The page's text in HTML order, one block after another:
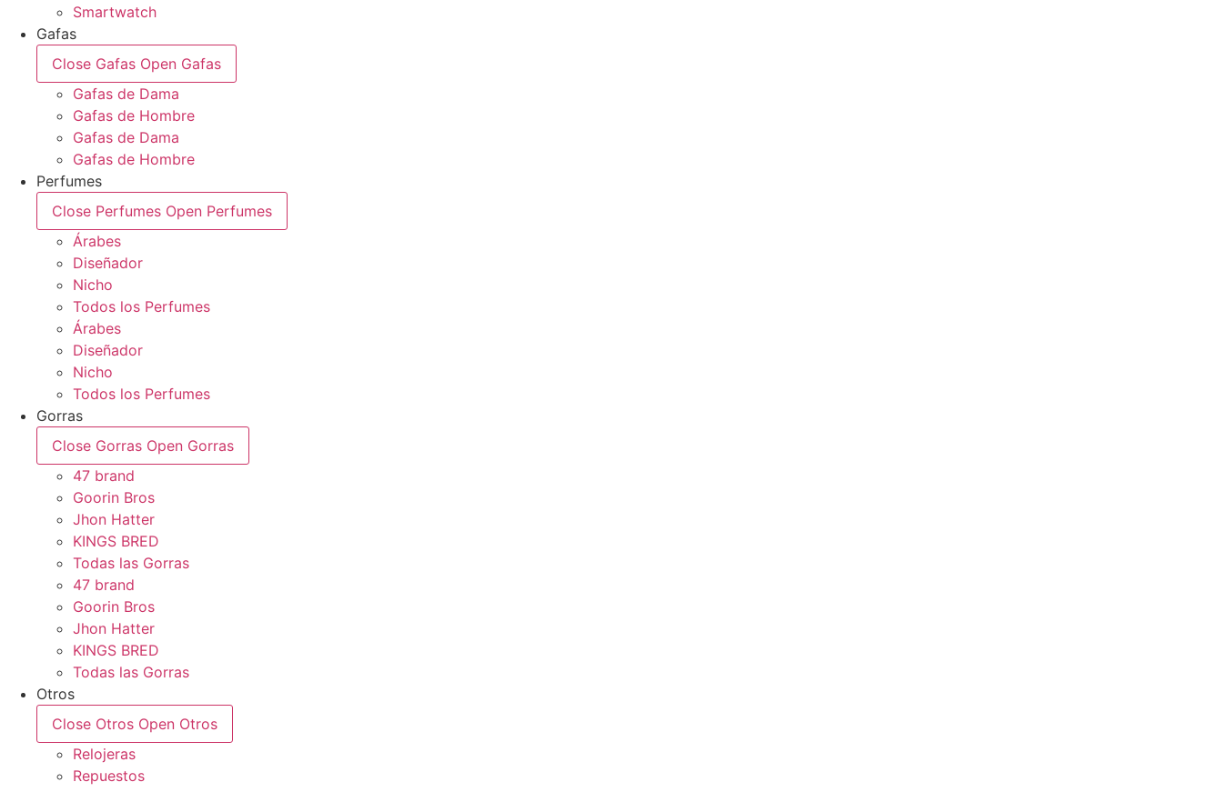
Smartwatch
Gafas
Close Gafas Open Gafas
Gafas de Dama
Gafas de Hombre
Gafas de Dama
Gafas de Hombre
Perfumes
Close Perfumes Open Perfumes
Árabes
Diseñador
Nicho
Todos los Perfumes
Árabes
Diseñador
Nicho
Todos los Perfumes
Gorras
Close Gorras Open Gorras
47 brand
Goorin Bros
Jhon Hatter
KINGS BRED
Todas las Gorras
47 brand
Goorin Bros
Jhon Hatter
KINGS BRED
Todas las Gorras
Otros
Close Otros Open Otros
Relojeras
Repuestos